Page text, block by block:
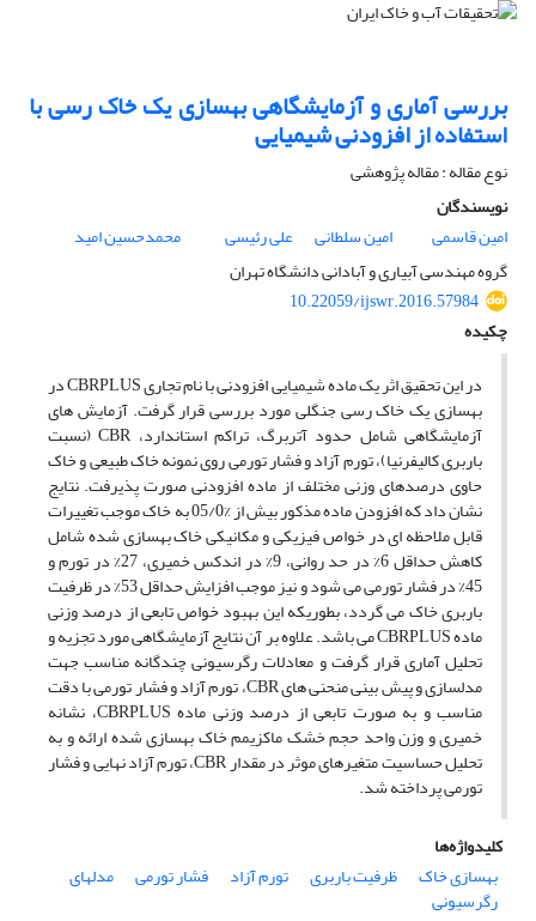
بررسی آماری و آزمایشگاهی بهسازی یک خاک رسی با
استفاده از افزودنی شیمیایی
نوع مقاله : مقاله پژوهشی
نویسندگان
امین قاسمی
امین سلطانی علی رئیسی
محمدحسین امید
گروه مهندسی آبیاری و آبادانی دانشگاه تهران
10.22059/ijswr.2016.57984
چکیده
در این تحقیق اثر یک ماده شیمیایی افزودنی با نام تجاری CBRPLUS در
بهسازی یک خاک رسی جنگلی مورد بررسی قرار گرفت. آزمایش های
آزمایشگاهی شامل حدود آتربرگ، تراکم استاندارد، CBR (نسبت
باربری کالیفرنیا)، تورم آزاد و فشار تورمی روی نمونه خاک طبیعی و خاک
حاوی درصدهای وزنی مختلف از ماده افزودنی صورت پذیرفت. نتایج
نشان داد که افزودن ماده مذکور بیش از %05/0 به خاک موجب تغییرات
قابل ملاحظه ای در خواص فیزیکی و مکانیکی خاک بهسازی شده شامل
کاهش حداقل 6% در حد روانی، 9% در اندکس خمیری، 27% در تورم و
45% در فشار تورمی می شود و نیز موجب افزایش حداقل 53% در ظرفیت
باربری خاک می گردد، بطوریکه این بهبود خواص تابعی از درصد وزنی
ماده CBRPLUS می باشد. علاوه بر آن نتایج آزمایشگاهی مورد تجزیه و
تحلیل آماری قرار گرفت و معادلات رگرسیونی چندگانه مناسب جهت
مدلسازی و پیش‏ بینی منحنی‏ های CBR، تورم آزاد و فشار تورمی با دقت
مناسب و به صورت تابعی از درصد وزنی ماده CBRPLUS، نشانه
خمیری و وزن واحد حجم خشک ماکزیمم خاک بهسازی شده ارائه و به
تحلیل حساسیت متغیر‏های موثر در مقدار CBR، تورم آزاد نهایی و فشار
تورمی پرداخته شد.
کلیدواژه‌ها
بهسازی خاک
ظرفیت باربری تورم آزاد فشار تورمی مدل‏های
رگرسیونی